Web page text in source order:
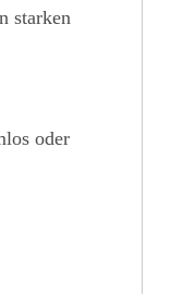
starken
oder